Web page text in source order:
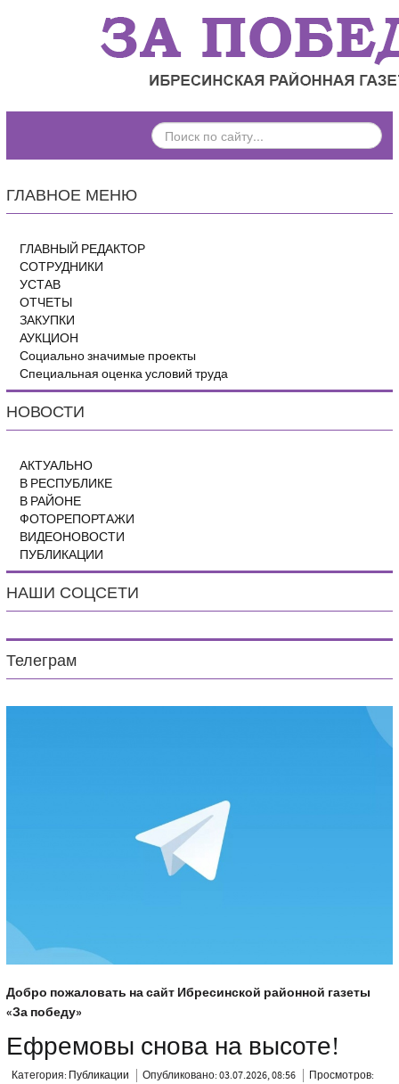
ПОИСК
ПО
ГЛАВНОЕ МЕНЮ
ГЛАВНЫЙ РЕДАКТОР
СОТРУДНИКИ
УСТАВ
ОТЧЕТЫ
ЗАКУПКИ
АУКЦИОН
Социально значимые проекты
Специальная оценка условий труда
НОВОСТИ
АКТУАЛЬНО
В РЕСПУБЛИКЕ
В РАЙОНЕ
ФОТОРЕПОРТАЖИ
ВИДЕОНОВОСТИ
ПУБЛИКАЦИИ
НАШИ СОЦСЕТИ
Телеграм
Добро пожаловать на сайт Ибресинской районной газеты
«За победу»
Ефремовы снова на высоте!
Категория: Публикации Опубликовано: 03.07.2026, 08:56
Просмотров: